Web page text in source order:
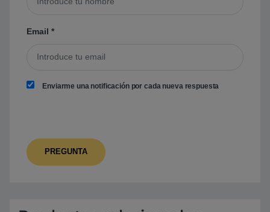
Email *
Enviarme una notificación por cada nueva respuesta